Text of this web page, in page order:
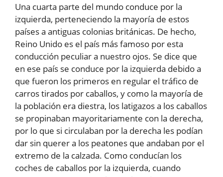
Una cuarta parte del mundo conduce por la
izquierda, perteneciendo la mayoría de estos
países a antiguas colonias británicas. De hecho,
Reino Unido es el país más famoso por esta
conducción peculiar a nuestro ojos. Se dice que
en ese país se conduce por la izquierda debido a
que fueron los primeros en regular el tráfico de
carros tirados por caballos, y como la mayoría de
la población era diestra, los latigazos a los caballos
se propinaban mayoritariamente con la derecha,
por lo que si circulaban por la derecha les podían
dar sin querer a los peatones que andaban por el
extremo de la calzada. Como conducían los
coches de caballos por la izquierda, cuando